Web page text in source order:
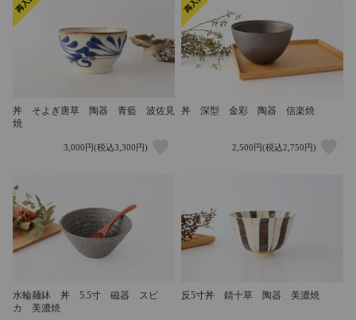
丼 そよぎ唐草 陶器 青藍 波佐見
焼
3,000円(税込3,300円)
丼 深型 金彩 陶器 信楽焼
2,500円(税込2,750円)
水輪麺鉢 丼 5.5寸 磁器 スピ
カ 美濃焼
反5寸丼 錆十草 陶器 美濃焼